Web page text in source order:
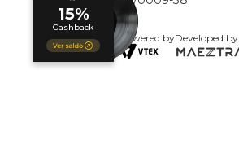
Powered byDeveloped by